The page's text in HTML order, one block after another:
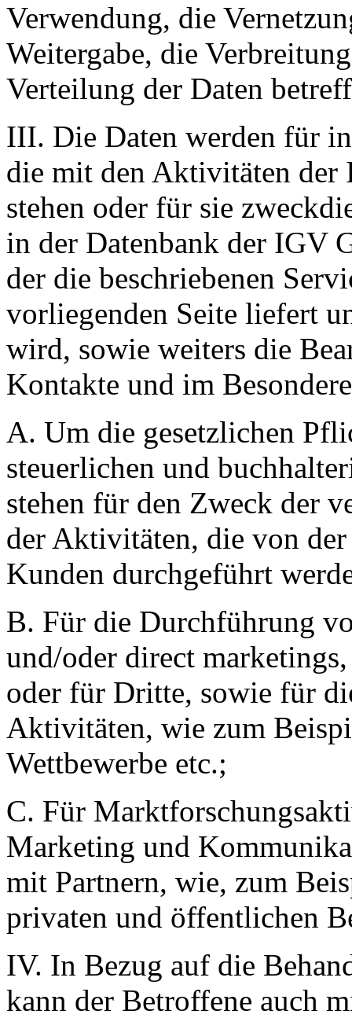
Verwendung, die
Weitergabe, die
Verteilung der Daten
III. Die Daten werden für
die mit den Aktivitäten
stehen oder für sie
in der Datenbank der IGV
der die beschriebenen
vorliegenden Seite liefert
wird, sowie weiters die
Kontakte und im
A. Um die gesetzlichen
steuerlichen und
stehen für den Zweck der
der Aktivitäten, die von
Kunden durchgeführt
B. Für die Durchführung
und/oder direct
oder für Dritte, sowie für
Aktivitäten, wie zum
Wettbewerbe etc.;
C. Für
Marketing und
mit Partnern, wie, zum
privaten und öffentlichen
IV. In Bezug auf die
kann der Betroffene auch